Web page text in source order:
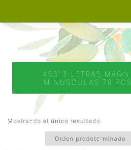
45313 LETRAS MAGN.
MINUSCULAS 76 PCS
Mostrando el único resultado